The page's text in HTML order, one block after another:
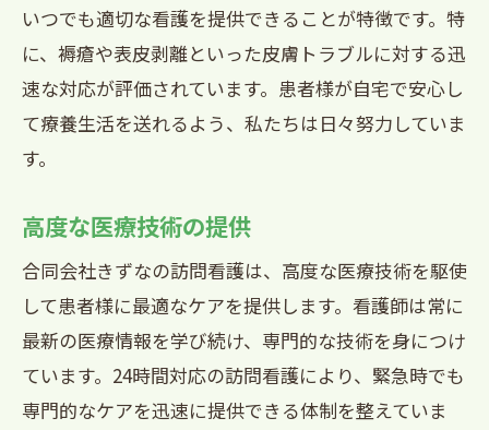
いつでも適切な看護を提供できることが特徴です。特
に、褥瘡や表皮剥離といった皮膚トラブルに対する迅
速な対応が評価されています。患者様が自宅で安心し
て療養生活を送れるよう、私たちは日々努力していま
す。
高度な医療技術の提供
合同会社きずなの訪問看護は、高度な医療技術を駆使
して患者様に最適なケアを提供します。看護師は常に
最新の医療情報を学び続け、専門的な技術を身につけ
ています。24時間対応の訪問看護により、緊急時でも
専門的なケアを迅速に提供できる体制を整えていま